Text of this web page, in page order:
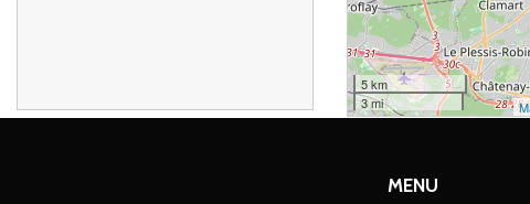
5 km
3 mi
MENU